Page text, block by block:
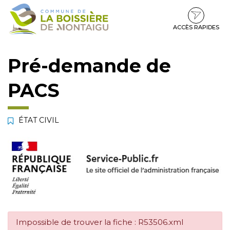
Gestion des traceurs
Aller
Aller
contenu
Aller
pied
ACCÈS RAPIDES
Pré-demande de
PACS
ÉTAT CIVIL
Impossible de trouver la fiche : R53506.xml